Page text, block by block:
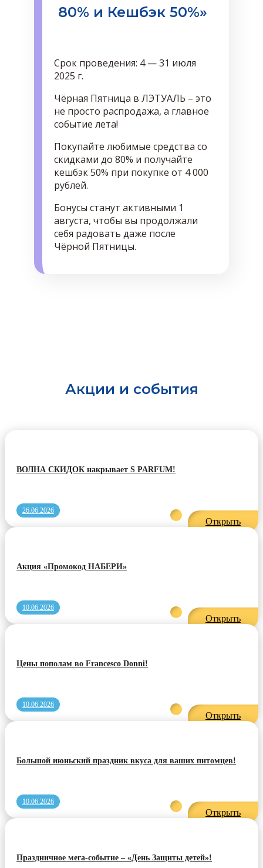
80% и Кешбэк 50%»
Срок проведения: 4 — 31 июля
2025 г.
Чёрная Пятница в ЛЭТУАЛЬ – это
не просто распродажа, а главное
событие лета!
Покупайте любимые средства со
скидками до 80% и получайте
кешбэк 50% при покупке от 4 000
рублей.
Бонусы станут активными 1
августа, чтобы вы продолжали
себя радовать даже после
Чёрной Пятницы.
Акции и события
ВОЛНА СКИДОК накрывает S PARFUM!
26.06.2026
Открыть
Акция «Промокод НАБЕРИ»
10.06.2026
Открыть
Цены пополам во Francesco Donni!
10.06.2026
Открыть
Большой июньский праздник вкуса для ваших питомцев!
10.06.2026
Открыть
Праздничное мега-событие – «День Защиты детей»!